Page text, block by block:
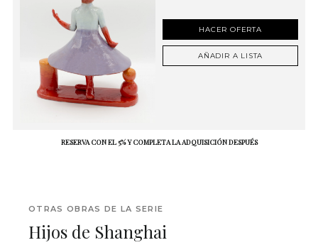
HACER OFERTA
AÑADIR A LISTA
RESERVA CON EL 5% Y COMPLETA LA ADQUISICIÓN DESPUÉS
OTRAS OBRAS DE LA SERIE
Hijos de Shanghai